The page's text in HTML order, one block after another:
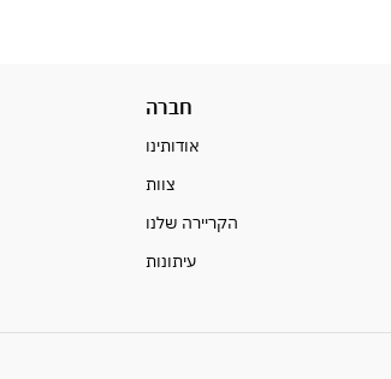
חברה
אודותינו
צוות
הקריירה שלנו
עיתונות